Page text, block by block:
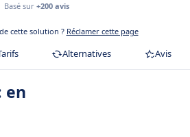
Basé sur +200 avis
cette solution ? Réclamer cette page
Alternatives Avis
en